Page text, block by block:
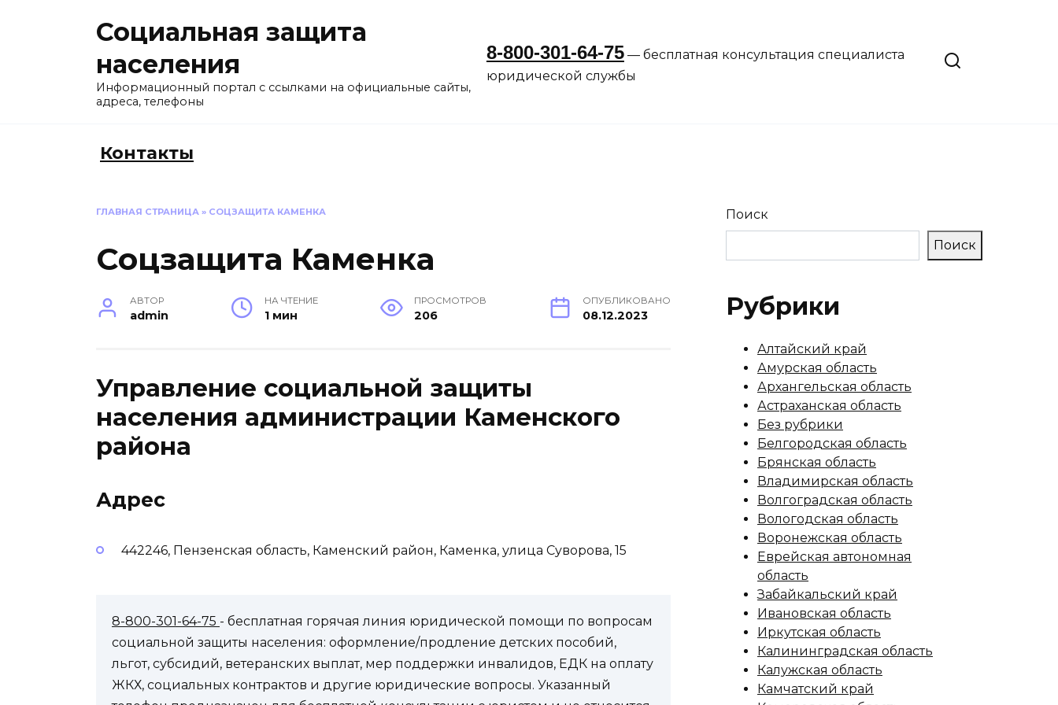
Социальная защита
населения
Информационный портал с ссылками на официальные сайты,
адреса, телефоны
8-800-301-64-75— бесплатная консультация специалиста
юридической службы
Контакты
ГЛАВНАЯ СТРАНИЦА » СОЦЗАЩИТА КАМЕНКА
Соцзащита Каменка
АВТОР
admin
НА ЧТЕНИЕ
1 мин
ПРОСМОТРОВ
206
ОПУБЛИКОВАНО
08.12.2023
Управление социальной защиты
населения администрации Каменского
района
Адрес
442246, Пензенская область, Каменский район, Каменка, улица Суворова, 15
8-800-301-64-75 - бесплатная горячая линия юридической помощи по вопросам
социальной защиты населения: оформление/продление детских пособий,
льгот, субсидий, ветеранских выплат, мер поддержки инвалидов, ЕДК на оплату
ЖКХ, социальных контрактов и другие юридические вопросы. Указанный
Поиск
Поиск
Рубрики
Алтайский край
Амурская область
Архангельская область
Астраханская область
Без рубрики
Белгородская область
Брянская область
Владимирская область
Волгоградская область
Вологодская область
Воронежская область
Еврейская автономная
область
Забайкальский край
Ивановская область
Иркутская область
Калининградская область
Калужская область
Камчатский край